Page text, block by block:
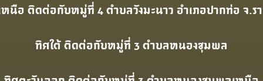
นือ ติดต่อกับหมู่ที่ 4 ตําบลวังมะนาว อําเภอปากท่อ จ.ร
ทิศใต้ ติดต่อกับหมู่ที่ 3 ตําบลหนองชุมพล